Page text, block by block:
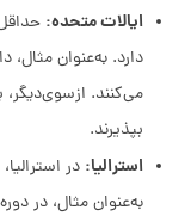
ایالات متحده:
بپذیرند.
استرالیا: در استرالیا،